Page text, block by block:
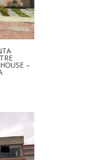
–